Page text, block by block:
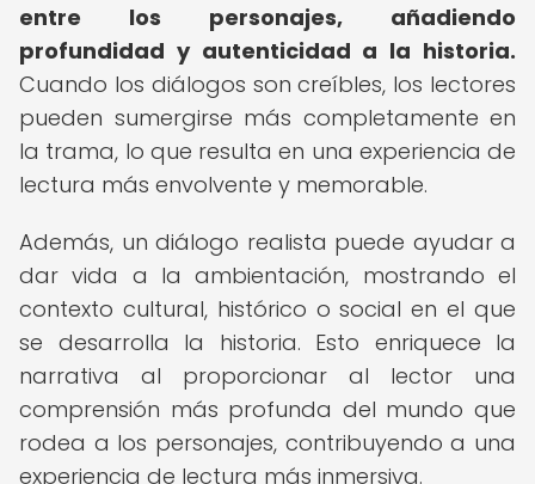
entre los personajes, añadiendo
profundidad y autenticidad a la historia.
Cuando los diálogos son creíbles, los lectores
pueden sumergirse más completamente en
la trama, lo que resulta en una experiencia de
lectura más envolvente y memorable.
Además, un diálogo realista puede ayudar a
dar vida a la ambientación, mostrando el
contexto cultural, histórico o social en el que
se desarrolla la historia. Esto enriquece la
narrativa al proporcionar al lector una
comprensión más profunda del mundo que
rodea a los personajes, contribuyendo a una
experiencia de lectura más inmersiva.